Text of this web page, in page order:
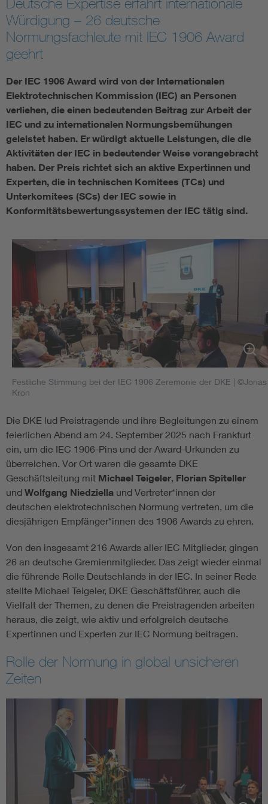
Smart Cities
DKE Fachinformationen im Kontext der Normung
Blitzschutz: DIN EN 62305 in der Übersicht
Circular Economy für mehr Ressourceneffizienz
Cybersecurity in der Industrieautomatisierung
DIN VDE 0100 für sichere Elektroinstallationen
Würdigung – 26 deutsche
Normungsfachleute mit IEC 1906 Award
geehrt
Der IEC 1906 Award wird von der Internationalen
Elektrotechnischen Kommission (IEC) an Personen
verliehen, die einen bedeutenden Beitrag zur Arbeit der
IEC und zu internationalen Normungsbemühungen
geleistet haben. Er würdigt aktuelle Leistungen, die die
Aktivitäten der IEC in bedeutender Weise vorangebracht
haben. Der Preis richtet sich an aktive Expertinnen und
Experten, die in technischen Komitees (TCs) und
Unterkomitees (SCs) der IEC sowie in
Konformitätsbewertungssystemen der IEC tätig sind.
Festliche Stimmung bei der IEC 1906 Zeremonie der DKE | ©Jonas
Kron
Die DKE lud Preistragende und ihre Begleitungen zu einem
feierlichen Abend am 24. September 2025 nach Frankfurt
ein, um die IEC 1906-Pins und der Award-Urkunden zu
überreichen. Vor Ort waren die gesamte DKE
Geschäftsleitung mit Michael Teigeler, Florian Spiteller
und Wolfgang Niedziella und Vertreter*innen der
deutschen elektrotechnischen Normung vertreten, um die
diesjährigen Empfänger*innen des 1906 Awards zu ehren.
Von den insgesamt 216 Awards aller IEC Mitglieder, gingen
26 an deutsche Gremienmitglieder. Das zeigt wieder einmal
die führende Rolle Deutschlands in der IEC. In seiner Rede
stellte Michael Teigeler, DKE Geschäftsführer, auch die
Vielfalt der Themen, zu denen die Preistragenden arbeiten
heraus, die zeigt, wie aktiv und erfolgreich deutsche
Expertinnen und Experten zur IEC Normung beitragen.
Rolle der Normung in global unsicheren
Zeiten